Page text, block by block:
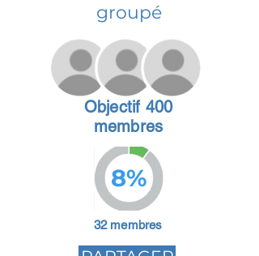
groupé
Objectif 400
membres
8%
32 membres